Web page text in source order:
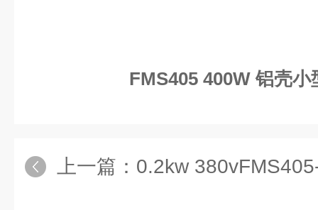
FMS405 400W 铝壳小
上一篇： 0.2kw 380vFMS405-200